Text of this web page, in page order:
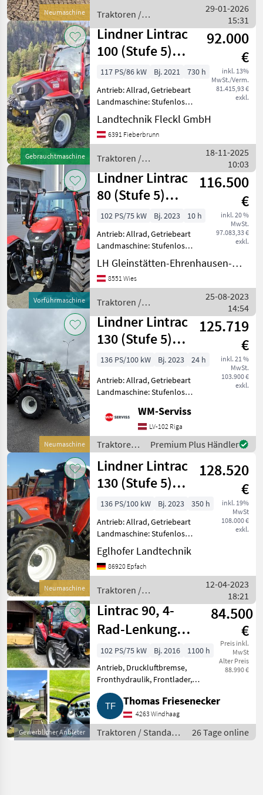
Neumaschine
km/h: 40 km/h, Aufladun
Traktoren /
Lindner
29-01-2026
15:31
Gebrauchtmaschine
Lindner Lintrac
100 (Stufe 5)
4Rad-Lenkung
92.000
€
inkl. 13%
MwSt./Verm.
81.415,93 €
exkl.
117 PS/86 kW Bj. 2021
730 h
Antrieb: Allrad, Getriebeart
Landmaschine: Stufenloses
Getriebe, Plattform: Kabine,
Zapfwellendrehzahl:
430/540/750/1000,
km/h: 40 km/h, Aufladun
Landtechnik Fleckl GmbH
6391 Fieberbrunn
Traktoren /
Lindner
18-11-2025
10:03
Vorführmaschine
Lindner Lintrac
80 (Stufe 5)
4Rad-Lenkung
116.500
€
inkl. 20 %
MwSt.
97.083,33 €
exkl.
102 PS/75 kW Bj. 2023
10 h
Antrieb: Allrad, Getriebeart
Landmaschine: Stufenloses
Getriebe, Plattform: Kabine,
Zapfwellendrehzahl:
430/540/750/1000,
km/h: 40 km/h, Aufladun
LH Gleinstätten-Ehrenhausen-Wies eGen
8551 Wies
Traktoren /
Lindner
25-08-2023
14:54
Neumaschine
Lindner Lintrac
130 (Stufe 5)
4Rad-Lenkung
125.719
€
inkl. 21 %
MwSt.
103.900 €
exkl.
136 PS/100 kW Bj. 2023
24 h
Antrieb: Allrad, Getriebeart
Landmaschine: Stufenloses
Zapfwellendrehzahl:
430/540/750/1000,
Höchstgeschwindigkeit in
km/h: 50 km/h, Aufladun
WM-Serviss
LV-102 Riga
Traktoren /
Lindner
Premium Plus Händler
Neumaschine
Lindner Lintrac
130 (Stufe 5)
4Rad-Lenkung
128.520
€
inkl. 19%
MwSt
108.000 €
exkl.
136 PS/100 kW Bj. 2023
350 h
Antrieb: Allrad, Getriebeart
Landmaschine: Stufenloses
Getriebe, Plattform: Kabine,
Zapfwellendrehzahl:
430/540/750/1000,
km/h: 40 km/h, Aufladun
Eglhofer Landtechnik
86920 Epfach
Traktoren /
Lindner
12-04-2023
18:21
Gewerblicher Anbieter
Lintrac 90, 4-
Rad-Lenkung
(Bj. 2016, 1.100
Bstd.)
84.500
€
Preis inkl.
MwSt
Alter Preis
88.990 €
102 PS/75 kW Bj. 2016
1100 h
Antrieb, Druckluftbremse,
Fronthydraulik, Frontlader,
Frontzapfwelle, Klimaanlage,
Kriechgang, Getriebeart
Landmaschine, EHR,
Motorstaubremse, Luftsitz, 4-
Rad Bremse, Frontlader
Thomas Friesenecker
4263 Windhaag
Traktoren / Standard
Traktoren
26 Tage online